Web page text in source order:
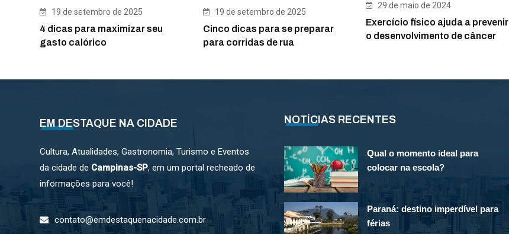
19 de setembro de 2025
4 dicas para maximizar seu
gasto calórico
19 de setembro de 2025
Cinco dicas para se preparar
para corridas de rua
29 de maio de 2024
Exercício físico ajuda a prevenir
o desenvolvimento de câncer
EM DESTAQUE NA CIDADE
Cultura, Atualidades, Gastronomia, Turismo e Eventos
da cidade de Campinas-SP, em um portal recheado de
informações para você!
contato@emdestaquenacidade.com.br
NOTÍCIAS RECENTES
Qual o momento ideal para
colocar na escola?
Paraná: destino imperdível para
férias